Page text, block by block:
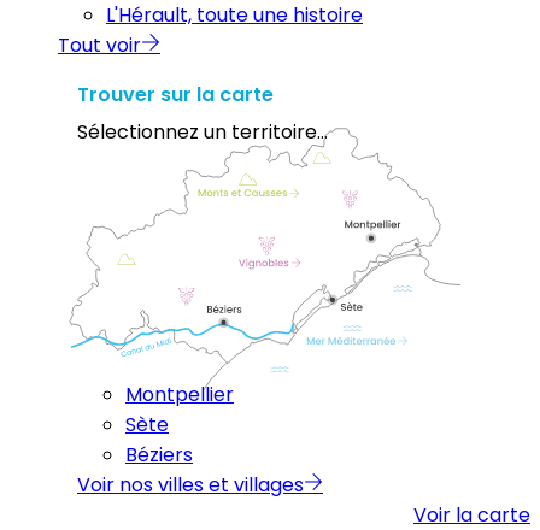
L'Hérault, toute une histoire
Tout voir
Trouver sur la carte
Sélectionnez un territoire...
Montpellier
Sète
Béziers
Voir nos villes et villages
Voir la carte